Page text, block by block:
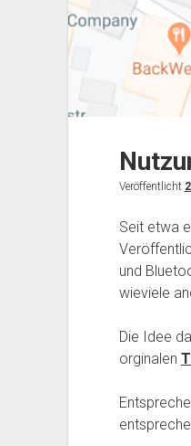
Veröffentlicht
Seit etwa
und
wieviele
Die Idee
orginalen